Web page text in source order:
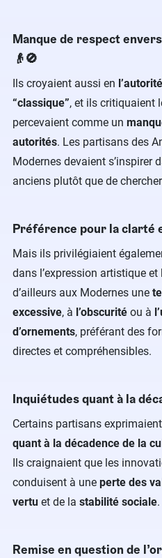
Manque de respect
👴🚫
Ils croyaient aussi en
“classique”, et ils critiquaient
percevaient comme un
autorités. Les partisans des
Modernes devaient s’inspirer
anciens plutôt que de
Préférence pour la clarté
Mais ils privilégiaient
dans l’expression artistique
d’ailleurs aux Modernes une
excessive, à l’obscurité ou à
d’ornements, préférant des
directes et compréhensibles.
Inquiétudes quant à la
Certains partisans
quant à la décadence de la
Ils craignaient que les
conduisent à une perte des
vertu et de la stabilité sociale.
Remise en question de